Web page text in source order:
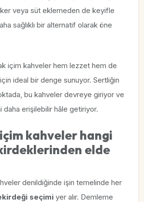
veya süt eklemeden de keyifle
sağlıklı bir alternatif olarak öne
içim kahveler hem lezzet hem de
ideal bir denge sunuyor. Sertliğin
bu kahveler devreye giriyor ve
daha erişilebilir hâle getiriyor.
kahveler hangi
elde
denildiğinde işin temelinde her
seçimi yer alır. Demleme